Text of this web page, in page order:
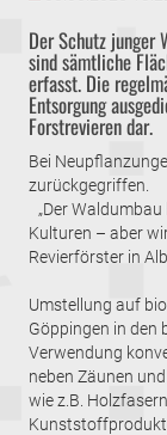
Der Schutz junger
sind sämtliche
erfasst. Die
Entsorgung
Forstrevieren dar.
Bei
zurückgegriffen.
„Der
Kulturen – aber
Revierförster in
Umstellung auf
Göppingen in den
Verwendung
neben Zäunen
wie z.B.